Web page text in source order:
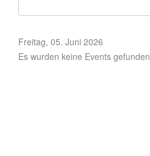
Freitag, 05. Juni 2026
Es wurden keine Events gefunden